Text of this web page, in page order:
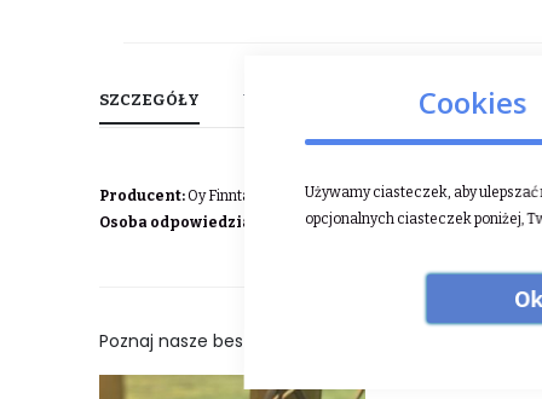
SZCZEGÓŁY WIĘCEJ INFORMACJI OPINIE
Producent: Oy Finntack Ltd Keskikankaantie 29-3115860
Osoba odpowiedzialna w UE:Oy Finntack Ltd
Poznaj nasze bestsellery:
Cookies
Używamy ciasteczek, aby
opcjonalnych ciasteczek poniżej,